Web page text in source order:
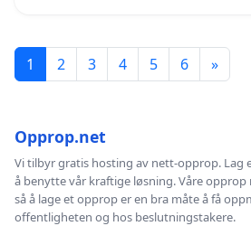
1 2 3 4 5 6 »
Opprop.net
Vi tilbyr gratis hosting av nett-opprop. Lag
å benytte vår kraftige løsning. Våre opprop
så å lage et opprop er en bra måte å få
offentligheten og hos beslutningstakere.